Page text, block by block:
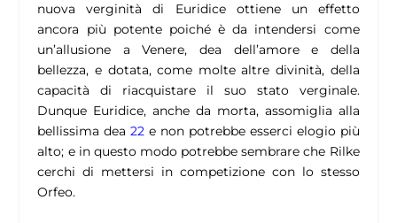
nuova verginità di Euridice ottiene un effetto
ancora più potente poiché è da intendersi come
un’allusione a Venere, dea dell’amore e della
bellezza, e dotata, come molte altre divinità, della
capacità di riacquistare il suo stato verginale.
Dunque Euridice, anche da morta, assomiglia alla
bellissima dea22 e non potrebbe esserci elogio più
alto; e in questo modo potrebbe sembrare che Rilke
cerchi di mettersi in competizione con lo stesso
Orfeo.